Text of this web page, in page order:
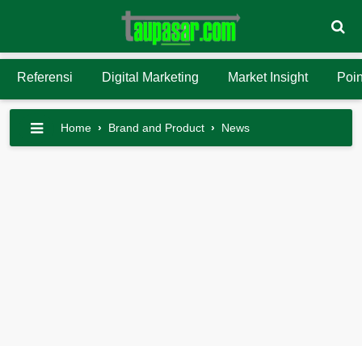
Referensi Digital Marketing Market Insight
Home › Brand and Product › News